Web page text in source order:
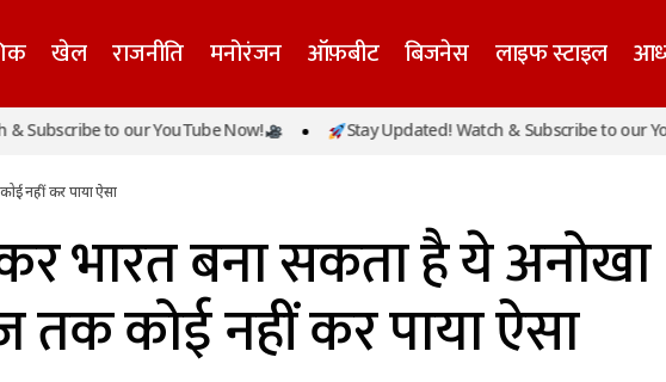
खेल राजनीति मनोरंजन ऑफ़बीट बिजनेस लाइफ स्टाइल
WTC जीतकर भारत बना सकता है ये अनोखा रिकॉर्ड, आज तक
to our YouTube Now! Stay Updated! Watch & Subscribe to our YouTube
नहीं कर पाया ऐसा
भारत बना सकता है ये अनोखा
तक कोई नहीं कर पाया ऐसा